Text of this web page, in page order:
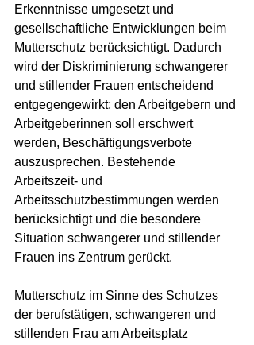
Erkenntnisse umgesetzt und
gesellschaftliche Entwicklungen beim
Mutterschutz berücksichtigt. Dadurch
wird der Diskriminierung schwangerer
und stillender Frauen entscheidend
entgegengewirkt; den Arbeitgebern und
Arbeitgeberinnen soll erschwert
werden, Beschäftigungsverbote
auszusprechen. Bestehende
Arbeitszeit- und
Arbeitsschutzbestimmungen werden
berücksichtigt und die besondere
Situation schwangerer und stillender
Frauen ins Zentrum gerückt.
Mutterschutz im Sinne des Schutzes
der berufstätigen, schwangeren und
stillenden Frau am Arbeitsplatz